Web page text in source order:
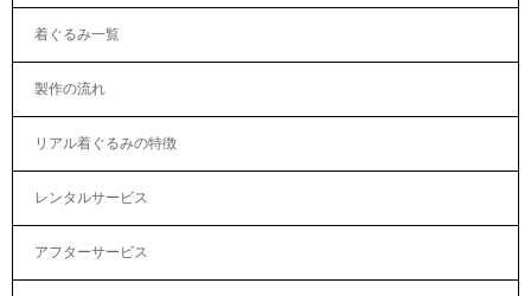
着ぐるみ一覧
製作の流れ
リアル着ぐるみの特徴
レンタルサービス
アフターサービス